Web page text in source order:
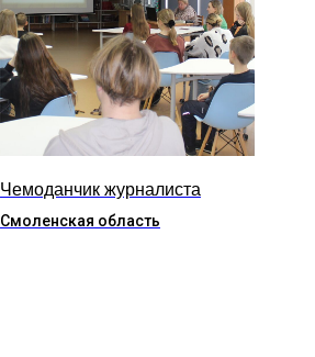
Чемоданчик журналиста
Смоленская область